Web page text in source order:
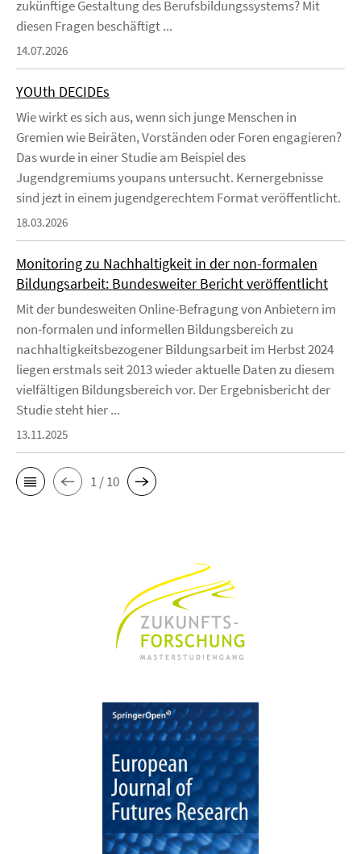
zukünftige Gestaltung des Berufsbildungssystems? Mit
diesen Fragen beschäftigt ...
14.07.2026
YOUth DECIDEs
Wie wirkt es sich aus, wenn sich junge Menschen in
Gremien wie Beiräten, Vorständen oder Foren engagieren?
Das wurde in einer Studie am Beispiel des
Jugendgremiums youpans untersucht. Kernergebnisse
sind jezt in einem jugendgerechtem Format veröffentlicht.
18.03.2026
Monitoring zu Nachhaltigkeit in der non-formalen
Bildungsarbeit: Bundesweiter Bericht veröffentlicht
Mit der bundesweiten Online-Befragung von Anbietern im
non-formalen und informellen Bildungsbereich zu
nachhaltigkeitsbezogener Bildungsarbeit im Herbst 2024
liegen erstmals seit 2013 wieder aktuelle Daten zu diesem
vielfältigen Bildungsbereich vor. Der Ergebnisbericht der
Studie steht hier ...
13.11.2025
1 / 10